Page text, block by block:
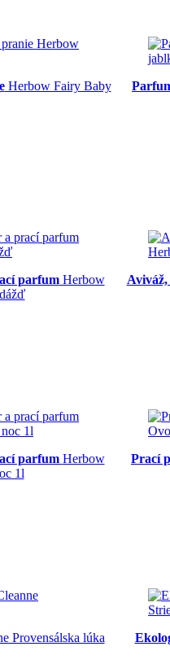
Herbow Fairy Baby
parfumHerbow
parfum Herbow
1l
Prací
Provensálska lúka